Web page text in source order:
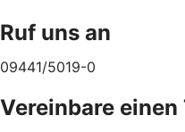
Ruf uns an
09441/5019-0
Vereinbare einen